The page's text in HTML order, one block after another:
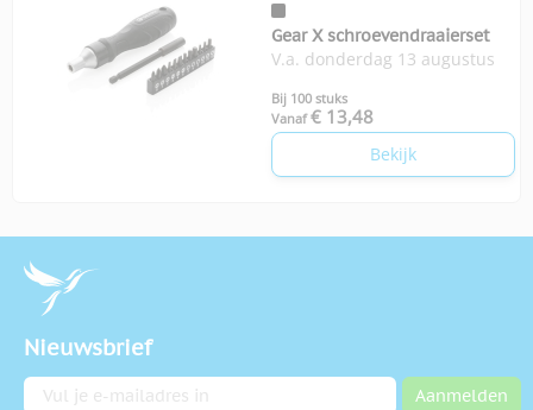
Gear X schroevendraaierset
V.a. donderdag 13 augustus
Bij 100 stuks
Vanaf € 13,48
Bekijk
Nieuwsbrief
E-mailadres Aanmelden